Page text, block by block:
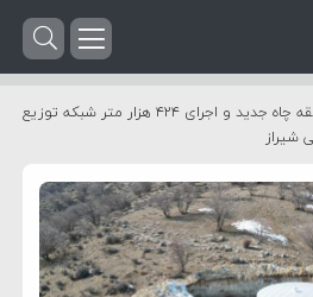
حفر ۱۸ حلقه چاه جدید و اجرای ۴۲۴ هزار متر شبکه توزیع
شیراز